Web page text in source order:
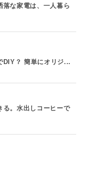
落な家電は、一人暮ら
DIY？ 簡単にオリジ...
る。水出しコーヒーで